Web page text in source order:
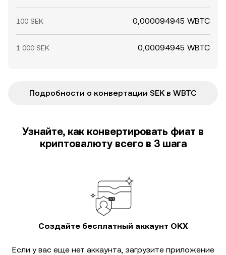
100 SEK 0,000094945 WBTC
1 000 SEK 0,00094945 WBTC
Подробности о конвертации SEK в WBTC
Узнайте, как конвертировать фиат в
криптовалюту всего в 3 шага
Создайте бесплатный аккаунт OKX
Если у вас еще нет аккаунта, загрузите приложение